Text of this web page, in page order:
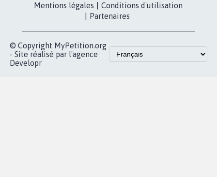
Mentions légales
Conditions d'utilisation
Partenaires
© Copyright MyPetition.org
- Site réalisé par l'agence
Developr